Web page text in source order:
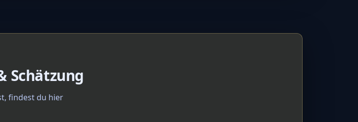
Schätzung
findest du hier